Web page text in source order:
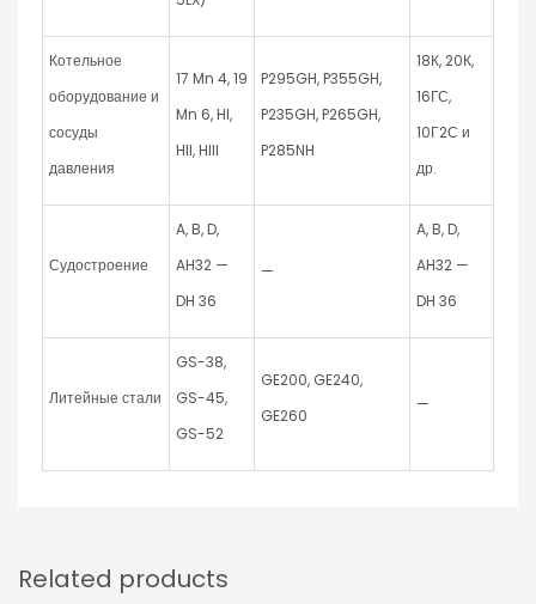
Котельное
оборудование и
сосуды
давления
17 Mn 4, 19
Mn 6, HI,
HII, HIII
P295GH, P355GH,
P235GH, P265GH,
P285NH
18К, 20К,
16ГС,
10Г2С и
др.
Судостроение
A, B, D,
AH32 —
DH 36
—
A, B, D,
AH32 —
DH 36
Литейные стали
GS-38,
GS-45,
GS-52
GE200, GE240,
GE260
—
Related products